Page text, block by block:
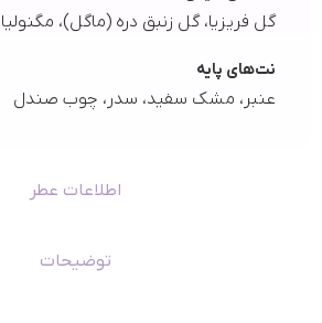
اطلاعات عطر
توضیحات
گل فریزیا، گل زنبق دره (ماگل)، مگنولیا
نت‌های پایه
عنبر، مشک سفید، سدر، چوب صندل